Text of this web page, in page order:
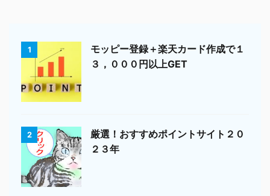
1
モッピー登録＋楽天カード作成で１
３，０００円以上GET
2
厳選！おすすめポイントサイト２０
２３年